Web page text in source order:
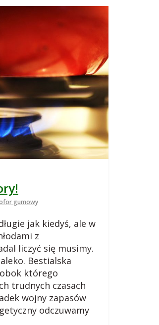
gumowy
jak kiedyś, ale w
z
liczyć się musimy.
Bestialska
którego
trudnych czasach
wojny zapasów
odczuwamy